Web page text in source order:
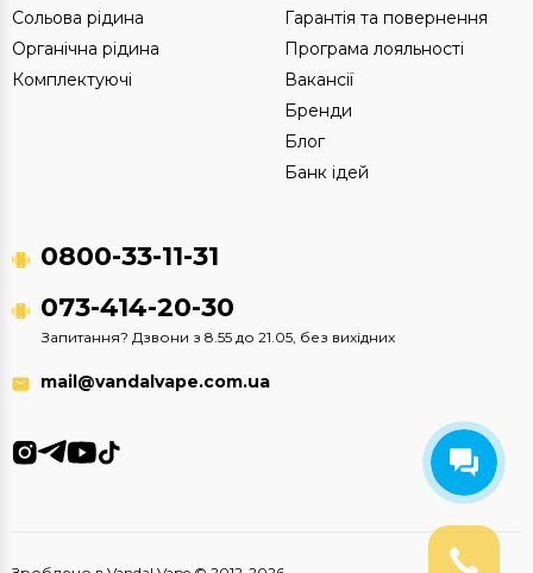
Сольова рідина
Органічна рідина
Комплектуючі
Гарантія та повернення
Програма лояльності
Вакансії
Бренди
Блог
Банк ідей
0800-33-11-31
073-414-20-30
Запитання? Дзвони з 8.55 до 21.05, без вихідних
mail@vandalvape.com.ua